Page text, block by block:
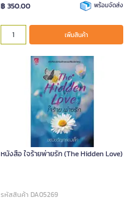
฿ 350.00 พร้อมจัดส่ง
เพิ่มสินค้า
หนังสือ ใจร้ายพ่ายรัก (The Hidden Love)
รหัสสินค้า DA05269